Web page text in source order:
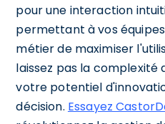
pour une interaction
permettant à vos
métier de maximiser
laissez pas la complexité
votre potentiel
décision. Essayez